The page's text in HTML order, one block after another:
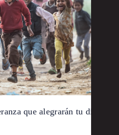
que alegrarán tu día